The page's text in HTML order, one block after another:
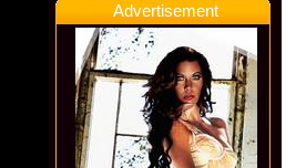
Advertisement